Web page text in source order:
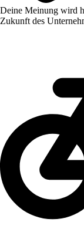
Deine Meinung wird
Zukunft des